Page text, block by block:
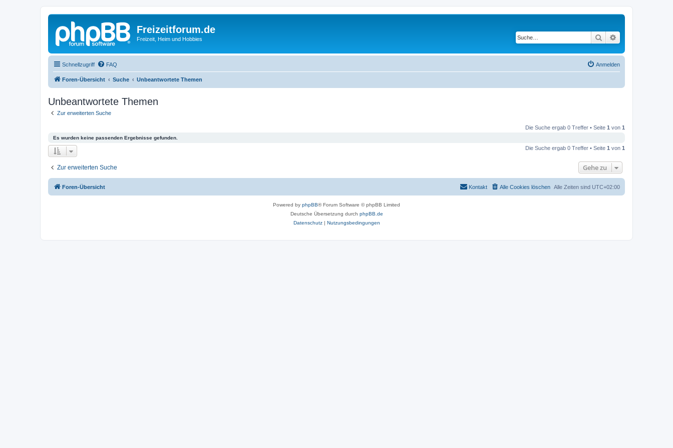
Freizeitforum.de
Freizeit, Heim und Hobbies Suche
Schnellzugriff FAQ Anmelden
Foren-Übersicht Suche Unbeantwortete Themen
Unbeantwortete Themen
Zur erweiterten Suche
Die Suche ergab 0 Treffer • Seite 1 von 1
Es wurden keine passenden Ergebnisse gefunden.
Die Suche ergab 0 Treffer • Seite 1 von 1
Zur erweiterten Suche Gehe zu
Foren-Übersicht Alle Zeiten sind UTC+02:00
Alle Cookies löschen
Kontakt
Powered by phpBB® Forum Software © phpBB Limited
Deutsche Übersetzung durch phpBB.de
Datenschutz| Nutzungsbedingungen